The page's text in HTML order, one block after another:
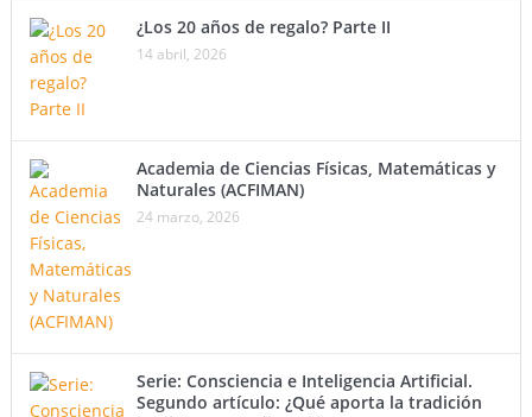
¿Los 20 años de regalo? Parte II
14 abril, 2026
Academia de Ciencias Físicas, Matemáticas y
Naturales (ACFIMAN)
24 marzo, 2026
Serie: Consciencia e Inteligencia Artificial.
Segundo artículo: ¿Qué aporta la tradición